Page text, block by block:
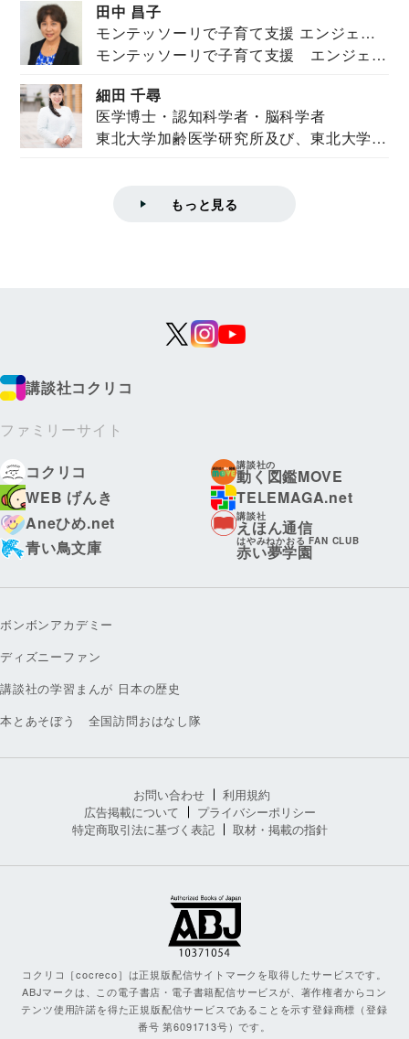
田中 昌子
モンテッソーリで子育て支援 エンジェル
ズハウス研究所所長
モンテッソーリで子育て支援 エンジェル
細田 千尋
医学博士・認知科学者・脳科学者
東北大学加齢医学研究所及び、東北大学大
もっと見る
講談社コクリコ
ファミリーサイト
コクリコ
講談社の
動く図鑑MOVE
WEB げんき
TELEMAGA.net
Aneひめ.net
講談社
えほん通信
青い鳥文庫
はやみねかおる FAN CLUB
赤い夢学園
ボンボンアカデミー
ディズニーファン
講談社の学習まんが 日本の歴史
本とあそぼう 全国訪問おはなし隊
お問い合わせ
利用規約
広告掲載について
プライバシーポリシー
特定商取引法に基づく表記
取材・掲載の指針
コクリコ［cocreco］は正規版配信サイトマークを取得したサービスです。
ABJマークは、この電子書店・電子書籍配信サービスが、著作権者からコン
テンツ使用許諾を得た正規版配信サービスであることを示す登録商標（登録
番号 第6091713号）です。